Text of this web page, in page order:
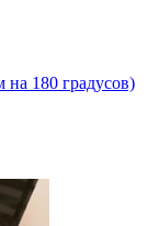
на 180 градусов)